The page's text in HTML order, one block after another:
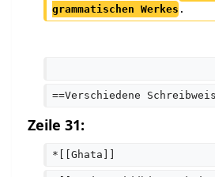
grammatischen Werkes .
==Verschiedene
Zeile 31:
*[[Ghata]]